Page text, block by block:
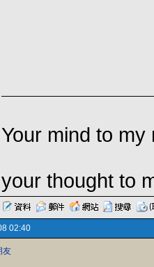
Your mind to my
your thought to
02:40
友